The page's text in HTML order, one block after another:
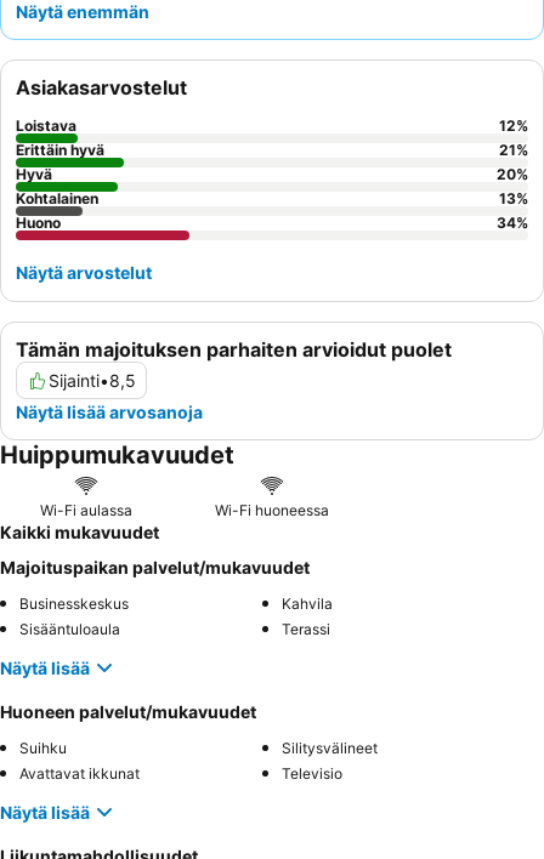
kehuvat jatkuvasti
sitä kuvataan joskus perustasoksi, tarjoaa vaihtelua.
Hiljaisempaa oleskelua varten kannattaa pyytää huonetta, joka
ei ole kadun puolella meluhäiriöiden minimoimiseksi.
Näytä enemmän
Tämän majoituksen parhaiten arvioidut puolet
Sijainti•8,5
Näytä lisää arvosanoja
Asiakasarvostelut
Loistava 12%
Erittäin hyvä
21%
Hyvä
20%
Kohtalainen
13%
Huono
34%
Näytä arvostelut
Huippumukavuudet
Wi-Fi aulassa Wi-Fi huoneessa
Kaikki mukavuudet
Majoituspaikan palvelut/mukavuudet
Businesskeskus
Kahvila
Sisääntuloaula
Terassi
Näytä lisää
Huoneen palvelut/mukavuudet
Suihku
Silitysvälineet
Avattavat ikkunat
Televisio
Näytä lisää